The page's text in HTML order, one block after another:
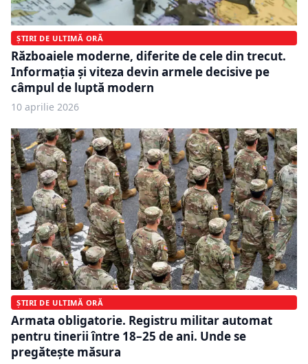
ȘTIRI DE ULTIMĂ ORĂ
Războaiele moderne, diferite de cele din trecut.
Informația și viteza devin armele decisive pe
câmpul de luptă modern
10 aprilie 2026
ȘTIRI DE ULTIMĂ ORĂ
Armata obligatorie. Registru militar automat
pentru tinerii între 18–25 de ani. Unde se
pregătește măsura